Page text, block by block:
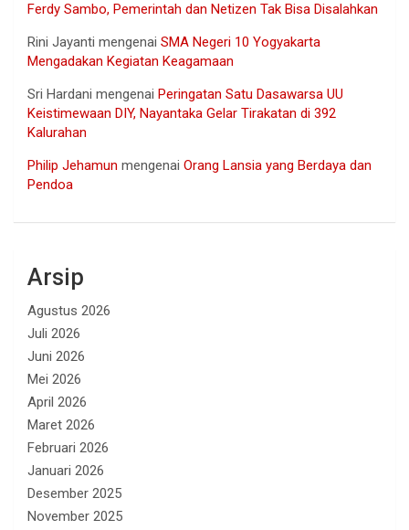
Ferdy Sambo, Pemerintah dan Netizen Tak Bisa Disalahkan
Rini Jayanti mengenai SMA Negeri 10 Yogyakarta
Mengadakan Kegiatan Keagamaan
Sri Hardani mengenai Peringatan Satu Dasawarsa UU
Keistimewaan DIY, Nayantaka Gelar Tirakatan di 392
Kalurahan
Philip Jehamun mengenai Orang Lansia yang Berdaya dan
Pendoa
Arsip
Agustus 2026
Juli 2026
Juni 2026
Mei 2026
April 2026
Maret 2026
Februari 2026
Januari 2026
Desember 2025
November 2025